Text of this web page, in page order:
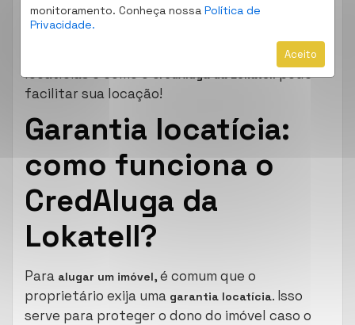
monitoramento. Conheça nossa Política de
Privacidade.
Aceito
Seguindo essas dicas, você tem mais chances
de encontrar um
próximo tópico, falamos sobre garantias
locatícias e como oCredAluga da Lokatellpode
facilitar sua locação!
Garantia locatícia:
como funciona o
CredAluga da
Lokatell?
Para alugar um imóvel, é comum que o
proprietário exija uma garantia locatícia. Isso
serve para proteger o dono do imóvel caso o